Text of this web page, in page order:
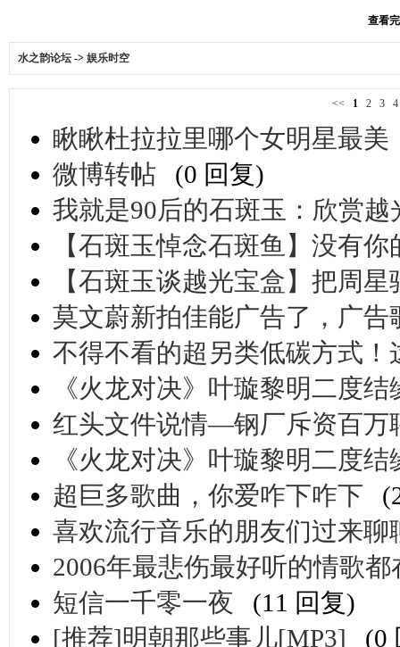
查看
水之韵论坛 -> 娱乐时空
<< 1 2 3 4
瞅瞅杜拉拉里哪个女明星最美
微博转帖
(0 回复)
我就是90后的石斑玉：欣赏
【石斑玉悼念石斑鱼】没有
【石斑玉谈越光宝盒】把周
莫文蔚新拍佳能广告了，广告
不得不看的超另类低碳方式！
《火龙对决》叶璇黎明二度
红头文件说情—钢厂斥资百万
《火龙对决》叶璇黎明二度
超巨多歌曲，你爱咋下咋下
喜欢流行音乐的朋友们过来聊
2006年最悲伤最好听的情歌
短信一千零一夜
(11 回复)
[推荐]明朝那些事儿[MP3]
(0